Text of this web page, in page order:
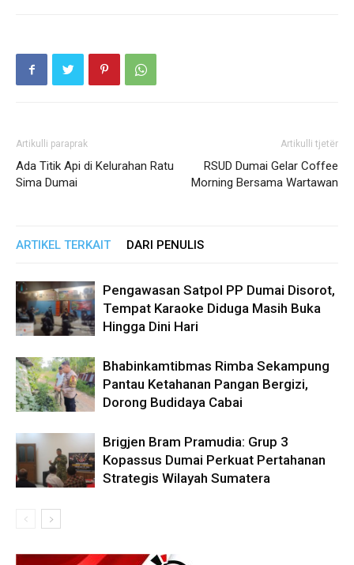
Artikulli paraprak
Ada Titik Api di Kelurahan Ratu
Sima Dumai
Artikulli tjetër
RSUD Dumai Gelar Coffee
Morning Bersama Wartawan
ARTIKEL TERKAIT DARI PENULIS
Pengawasan Satpol PP Dumai Disorot,
Tempat Karaoke Diduga Masih Buka
Hingga Dini Hari
Bhabinkamtibmas Rimba Sekampung
Pantau Ketahanan Pangan Bergizi,
Dorong Budidaya Cabai
Brigjen Bram Pramudia: Grup 3
Kopassus Dumai Perkuat Pertahanan
Strategis Wilayah Sumatera